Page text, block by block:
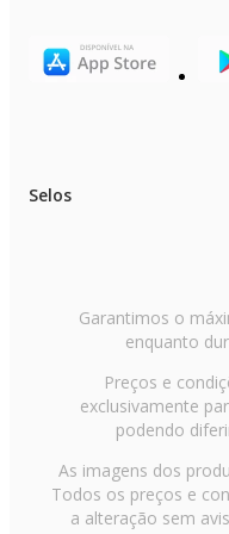
O Grupo Brinox, com
maiores fabricantes de
participante no mercado de
Selos
Garantimos o
enquanto
Preços e
exclusivamente
podendo
As imagens dos
Todos os preços e
a alteração sem